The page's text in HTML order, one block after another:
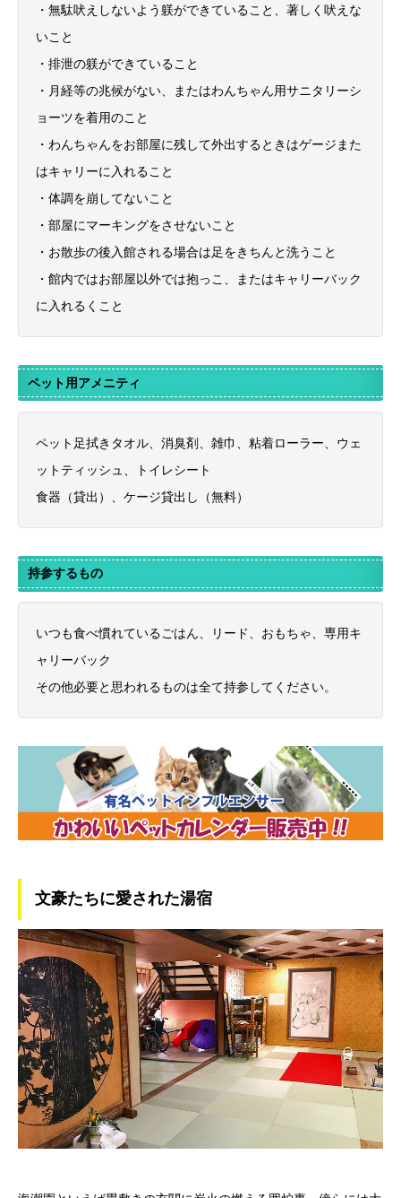
・無駄吠えしないよう躾ができていること、著しく吠えな
いこと
・排泄の躾ができていること
・月経等の兆候がない、またはわんちゃん用サニタリーシ
ョーツを着用のこと
・わんちゃんをお部屋に残して外出するときはゲージまた
はキャリーに入れること
・体調を崩してないこと
・部屋にマーキングをさせないこと
・お散歩の後入館される場合は足をきちんと洗うこと
・館内ではお部屋以外では抱っこ、またはキャリーバック
に入れるくこと
ペット用アメニティ
ペット足拭きタオル、消臭剤、雑巾、粘着ローラー、ウェ
ットティッシュ、トイレシート
食器（貸出）、ケージ貸出し（無料）
持参するもの
いつも食べ慣れているごはん、リード、おもちゃ、専用キ
ャリーバック
その他必要と思われるものは全て持参してください。
文豪たちに愛された湯宿